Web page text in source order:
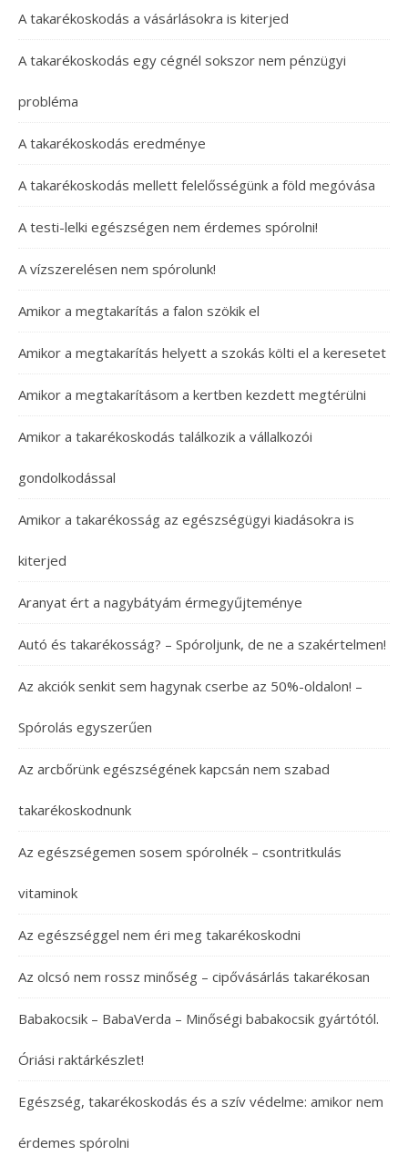
A takarékoskodás a vásárlásokra is kiterjed
A takarékoskodás egy cégnél sokszor nem pénzügyi
probléma
A takarékoskodás eredménye
A takarékoskodás mellett felelősségünk a föld megóvása
A testi-lelki egészségen nem érdemes spórolni!
A vízszerelésen nem spórolunk!
Amikor a megtakarítás a falon szökik el
Amikor a megtakarítás helyett a szokás költi el a keresetet
Amikor a megtakarításom a kertben kezdett megtérülni
Amikor a takarékoskodás találkozik a vállalkozói
gondolkodással
Amikor a takarékosság az egészségügyi kiadásokra is
kiterjed
Aranyat ért a nagybátyám érmegyűjteménye
Autó és takarékosság? – Spóroljunk, de ne a szakértelmen!
Az akciók senkit sem hagynak cserbe az 50%-oldalon! –
Spórolás egyszerűen
Az arcbőrünk egészségének kapcsán nem szabad
takarékoskodnunk
Az egészségemen sosem spórolnék – csontritkulás
vitaminok
Az egészséggel nem éri meg takarékoskodni
Az olcsó nem rossz minőség – cipővásárlás takarékosan
Babakocsik – BabaVerda – Minőségi babakocsik gyártótól.
Óriási raktárkészlet!
Egészség, takarékoskodás és a szív védelme: amikor nem
érdemes spórolni